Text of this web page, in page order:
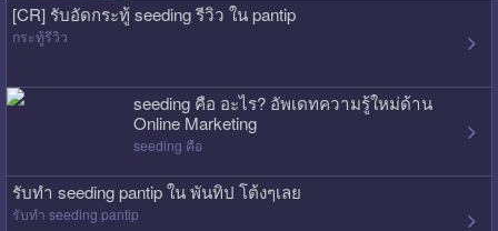
[CR] รับอัดกระทู้ seeding รีวิว ใน pantip
กระทู้รีวิว
seeding คือ อะไร? อัพเดทความรู้ใหม่ด้าน
Online Marketing
seeding คือ
รับทำ seeding pantip ใน พันทิป โต้งๆเลย
รับทำ seeding pantip